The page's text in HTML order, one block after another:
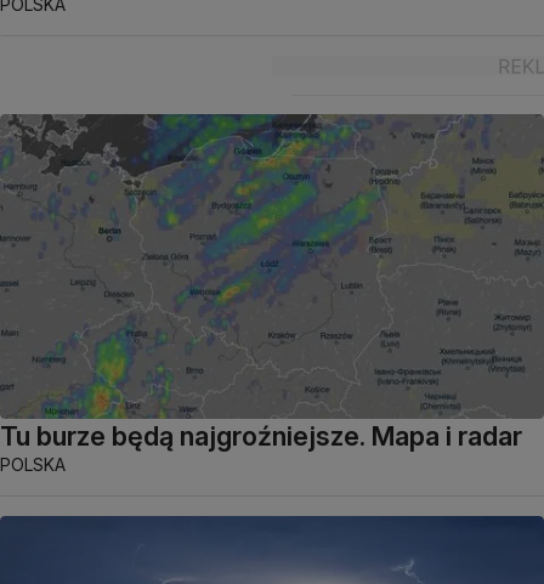
POLSKA
Tu burze będą najgroźniejsze. Mapa i radar
POLSKA